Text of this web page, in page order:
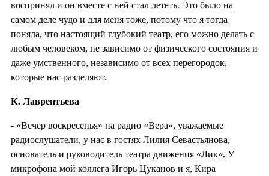
воспринял и он вместе с ней стал лететь. Это было на
самом деле чудо и для меня тоже, потому что я тогда
поняла, что настоящий глубокий театр, его можно делать с
любым человеком, не зависимо от физического состояния и
даже умственного, независимо от всех перегородок,
которые нас разделяют.
К. Лаврентьева
- «Вечер воскресенья» на радио «Вера», уважаемые
радиослушатели, у нас в гостях Лилия Севастьянова,
основатель и руководитель театра движения «Лик». У
микрофона мой коллега Игорь Цуканов и я, Кира